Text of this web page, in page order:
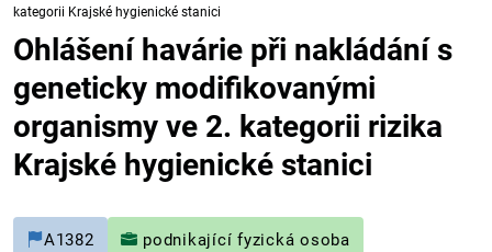
kategorii Krajské hygienické stanici
Ohlášení havárie při nakládání s
geneticky modifikovanými
organismy ve 2. kategorii rizika
Krajské hygienické stanici
A1382 podnikající fyzická osoba